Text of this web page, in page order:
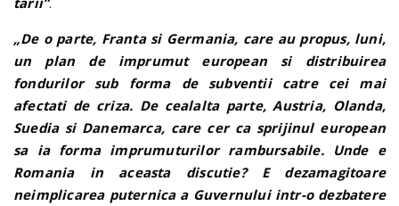
„De o parte, Franta si Germania, care au propus, luni,
un plan de imprumut european si distribuirea
fondurilor sub forma de subventii catre cei mai
afectati de criza. De cealalta parte, Austria, Olanda,
Suedia si Danemarca, care cer ca sprijinul european
sa ia forma imprumuturilor rambursabile. Unde e
Romania in aceasta discutie? E dezamagitoare
neimplicarea puternica a Guvernului intr-o dezbatere